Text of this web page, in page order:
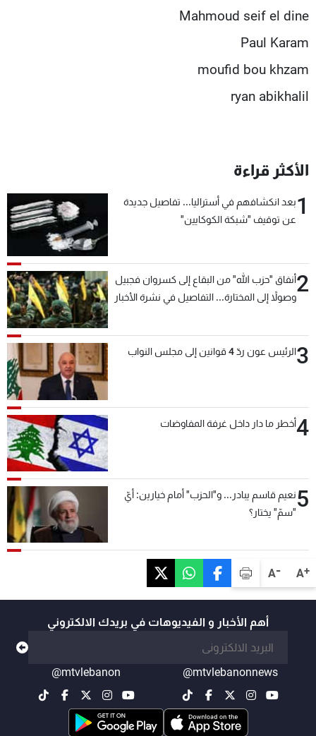
A+
A-
Mahmoud seif el dine
Paul Karam
moufid bou khzam
ryan abikhalil
الأكثر قراءة
1بعد انكشافهم في أستراليا... تفاصيل جديدة
عن توقيف "شبكة الكوكايين"
2أنفاق "حزب الله" من البقاع إلى كسروان فجبيل
وصولاً إلى المختارة... التفاصيل في نشرة الأخبار
3الرئيس عون ردّ 4 قوانين إلى مجلس النواب
4أخطر ما دار داخل غرفة المفاوضات
5نعيم قاسم يبادر... و"الحزب" أمام خيارين: أيّ
"سمّ" يختار؟
أهم الأخبار و الفيديوهات في بريدك الالكتروني
@mtvlebanonnews
@mtvlebanon